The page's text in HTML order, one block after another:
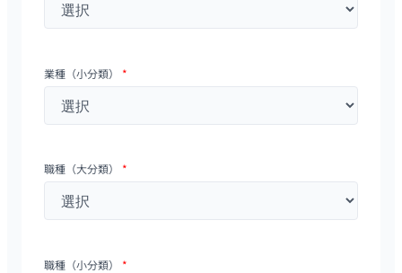
業種（小分類） *
職種（大分類） *
職種（小分類） *